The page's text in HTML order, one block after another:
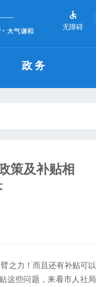
无障碍
政务
策及补贴相
之力！而且还有补贴可以
这些问题，来看市人社局